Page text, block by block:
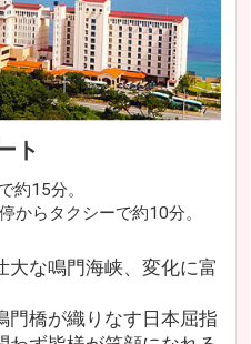
ト
約15分。
からタクシーで約10分。
大な鳴門海峡、変化に富
門橋が織りなす日本屈指